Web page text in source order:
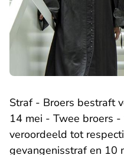
Straf - Broers bestraft
14 mei - Twee broers
veroordeeld tot
gevangenisstraf en 10